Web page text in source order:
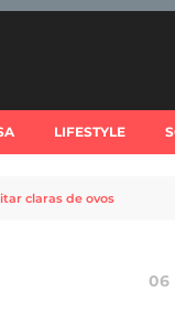
LIFESTYLE
claras de ovos
06